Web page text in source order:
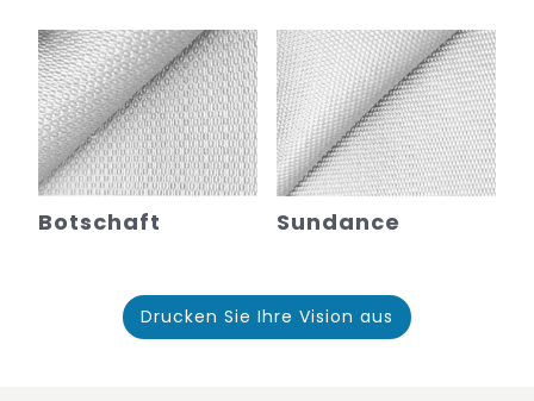
Botschaft Sundance
Drucken Sie Ihre Vision aus